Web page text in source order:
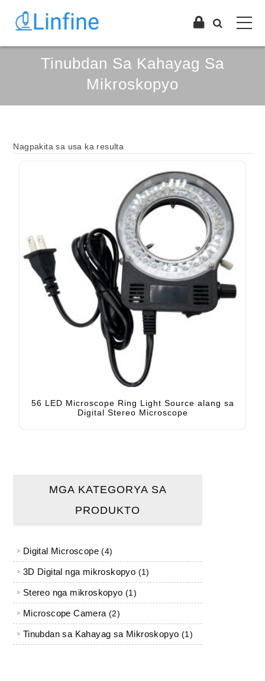
Tinubdan Sa Kahayag Sa
Mikroskopyo
Nagpakita sa usa ka resulta
56 LED Microscope Ring Light Source alang sa
Digital Stereo Microscope
MGA KATEGORYA SA
PRODUKTO
Digital Microscope 44 mga produkto
3D Digital nga mikroskopyo 11 produkto
Stereo nga mikroskopyo 1 1 produkto
Microscope Camera 22 mga produkto
Tinubdan sa Kahayag sa Mikroskopyo 1 1 produkto